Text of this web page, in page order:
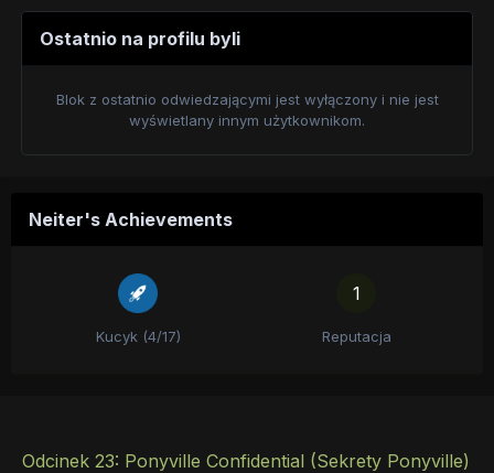
Ostatnio na profilu byli
Blok z ostatnio odwiedzającymi jest wyłączony i nie jest
wyświetlany innym użytkownikom.
Neiter's Achievements
Kucyk (4/17)
1
Reputacja
Odcinek 23: Ponyville Confidential (Sekrety Ponyville)